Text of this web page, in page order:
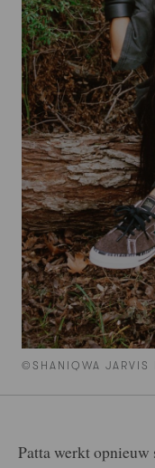
©SHANIQWA JARVIS
Patta werkt opnieuw